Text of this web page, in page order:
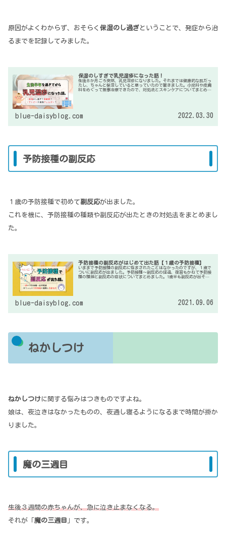
原因がよくわからず、おそらく 保湿のし過ぎ ということで、発症から治
るまでを記録してみました。
保湿のしすぎで乳児湿疹になった話！
生後８か月ごろ突然、乳児湿疹になりました。それまでは健康的な肌だっ
たし、ちゃんと保湿していると思っていたので驚きました。小児科や皮膚
科をめぐって無事治療できたので、対処法とスキンケアについてまとめま
blue-daisyblog.com 2022.03.30
予防接種の副反応
１歳の予防接種で初めて副反応が出ました。
これを機に、予防接種の種類や副反応が出たときの対処法をまとめまし
た。
予防接種の副反応がはじめて出た話【１歳の予防接種】
いままで予防接種の副反応に悩まされたことはなかったのですが、１歳で
ついに副反応が出ました。予防接種～副反応の経過、復習もかねて予防接
種の種類と副反応の症状についてまとめました。1歳半も副反応が出そう
blue-daisyblog.com 2021.09.06
ねかしつけ
ねかしつけに関する悩みはつきものですよね。
娘は、夜泣きはなかったものの、夜通し寝るようになるまで時間が掛か
りました。
魔の三週目
生後３週間の赤ちゃんが、急に泣き止まなくなる。
それが「 魔の三週目 」です。